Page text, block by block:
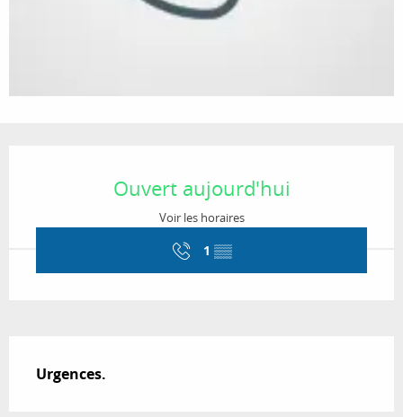
Ouvert aujourd'hui
Voir les horaires
1 ▒▒
Urgences.